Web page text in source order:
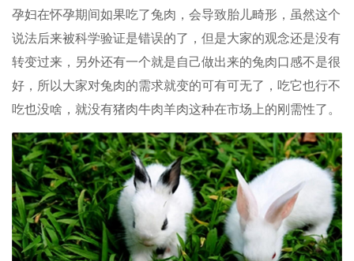
孕妇在怀孕期间如果吃了兔肉，会导致胎儿畸形，虽然这个
说法后来被科学验证是错误的了，但是大家的观念还是没有
转变过来，另外还有一个就是自己做出来的兔肉口感不是很
好，所以大家对兔肉的需求就变的可有可无了，吃它也行不
吃也没啥，就没有猪肉牛肉羊肉这种在市场上的刚需性了。